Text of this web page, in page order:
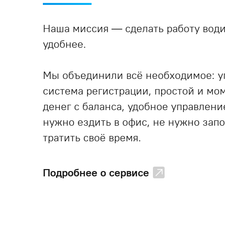
Наша миссия — сделать работу
удобнее.
Мы объединили всё необходимое:
система регистрации, простой и
денег с баланса, удобное
нужно ездить в офис, не нужно
тратить своё время.
Подробнее о сервисе